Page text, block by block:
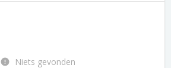
Niets gevonden